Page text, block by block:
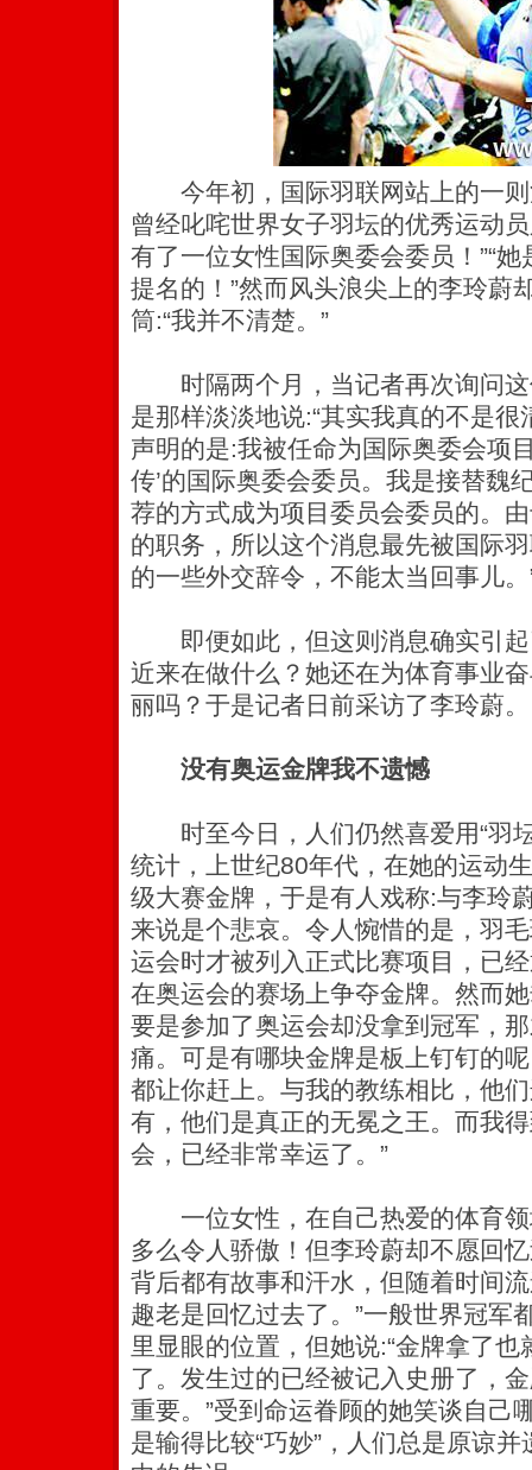
今年初，国际羽联网站上的一则
曾经叱咤世界女子羽坛的优秀运动
有了一位女性国际奥委会委员！”“
提名的！”然而风头浪尖上的李玲蔚
筒:“我并不清楚。”
时隔两个月，当记者再次询问这
是那样淡淡地说:“其实我真的不是
声明的是:我被任命为国际奥委会项
传’的国际奥委会委员。 我是接替魏
荐的方式成为项目委员会委员的。
的职务，所以这个消息最先被国际
的一些外交辞令，不能太当回事儿。
即便如此，但这则消息确实引起
近来在做什么？她还在为体育事业
丽吗？于是记者日前采访了李玲蔚。
没有奥运金牌我不遗憾
时至今日，人们仍然喜爱用“羽
统计，上世纪80年代，在她的运动
级大赛金牌，于是有人戏称:与李玲
来说是个悲哀。令人惋惜的是，羽
运会时才被列入正式比赛项目，已
在奥运会的赛场上争夺金牌。然而
要是参加了奥运会却没拿到冠军，
痛。可是有哪块金牌是板上钉钉的
都让你赶上。与我的教练相比，他
有，他们是真正的无冕之王。而我
会，已经非常幸运了。”
一位女性，在自己热爱的体育领
多么令人骄傲！但李玲蔚却不愿回
背后都有故事和汗水，但随着时间
趣老是回忆过去了。”一般世界冠军
里显眼的位置，但她说:“金牌拿了
了。发生过的已经被记入史册了，
重要。”受到命运眷顾的她笑谈自己
是输得比较“巧妙”，人们总是原谅